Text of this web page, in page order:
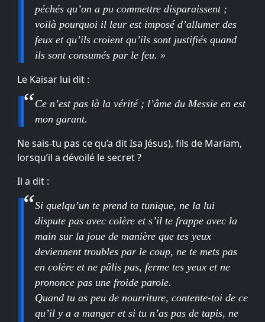
péchés qu’on a pu commettre disparaissent ;
voilà pourquoi il leur est imposé d’allumer des
feux et qu’ils croient qu’ils sont justifiés quand
ils sont consumés par le feu. »
Le Kaisar lui dit :
Ce n’est pas là la vérité ; l’âme du Messie en est
mon garant.
Ne sais-tu pas ce qu’a dit Isa Jésus), fils de Mariam,
lorsqu’il a dévoilé le secret ?
Il a dit :
Si quelqu’un te prend ta tunique, ne la lui
dispute pas avec colère et s’il te frappe avec la
main sur la joue de manière que tes yeux
deviennent troubles par le coup, ne te mets pas
en colère et ne pâlis pas, ferme tes yeux et ne
prononce pas une froide parole.
Quand tu as peu de nourriture, contente-toi de ce
qu’il y a a manger et si tu n’as pas de tapis, ne